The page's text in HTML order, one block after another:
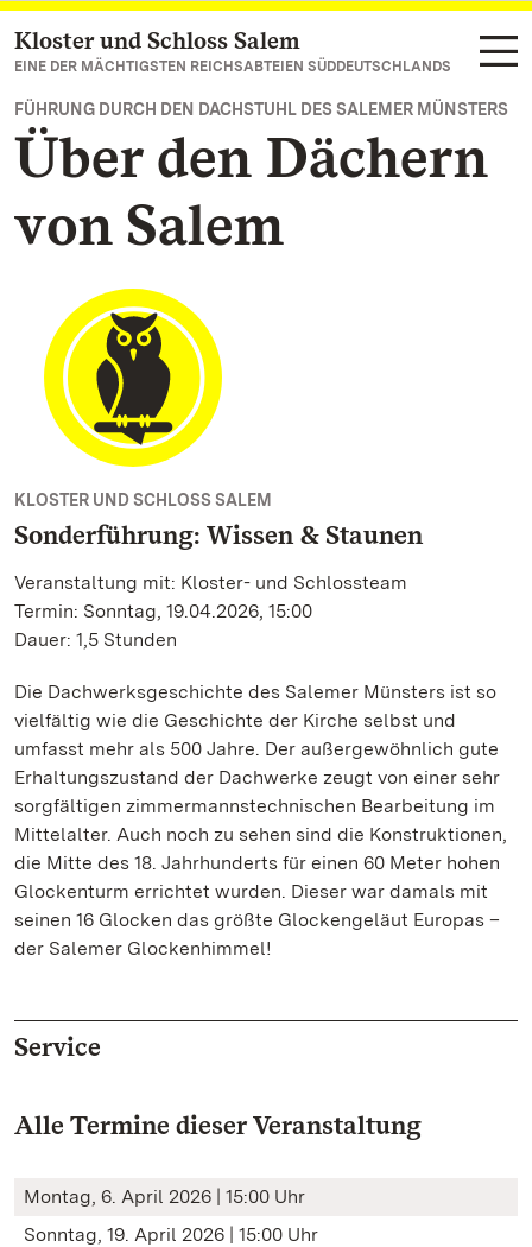
Zum Hauptinhalt springen
Kloster und Schloss Salem
EINE DER MÄCHTIGSTEN REICHSABTEIEN SÜDDEUTSCHLANDS
FÜHRUNG DURCH DEN DACHSTUHL DES SALEMER MÜNSTERS
Über den Dächern
von Salem
KLOSTER UND SCHLOSS SALEM
Sonderführung: Wissen & Staunen
Veranstaltung mit: Kloster- und Schlossteam
Termin: Sonntag, 19.04.2026, 15:00
Dauer: 1,5 Stunden
Die Dachwerksgeschichte des Salemer Münsters ist so
vielfältig wie die Geschichte der Kirche selbst und
umfasst mehr als 500 Jahre. Der außergewöhnlich gute
Erhaltungszustand der Dachwerke zeugt von einer sehr
sorgfältigen zimmermannstechnischen Bearbeitung im
Mittelalter. Auch noch zu sehen sind die Konstruktionen,
die Mitte des 18. Jahrhunderts für einen 60 Meter hohen
Glockenturm errichtet wurden. Dieser war damals mit
seinen 16 Glocken das größte Glockengeläut Europas –
der Salemer Glockenhimmel!
Service
Alle Termine dieser Veranstaltung
Montag, 6. April 2026 | 15:00 Uhr
Sonntag, 19. April 2026 | 15:00 Uhr